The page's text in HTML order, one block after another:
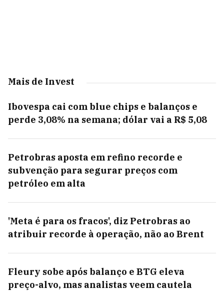
Mais de Invest
Ibovespa cai com blue chips e balanços e
perde 3,08% na semana; dólar vai a R$ 5,08
Petrobras aposta em refino recorde e
subvenção para segurar preços com
petróleo em alta
'Meta é para os fracos', diz Petrobras ao
atribuir recorde à operação, não ao Brent
Fleury sobe após balanço e BTG eleva
preço-alvo, mas analistas veem cautela